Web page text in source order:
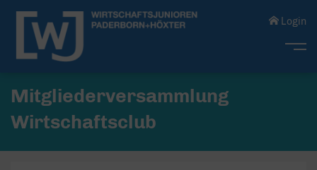
Login
Mitgliederversammlung
Wirtschaftsclub